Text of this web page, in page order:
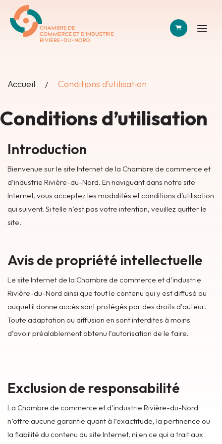
PANIER
Accueil Conditions d’utilisation
Conditions d’utilisation
Introduction
Bienvenue sur le site Internet de la Chambre de commerce et
d’industrie Rivière-du-Nord. En naviguant dans notre site
Internet, vous acceptez les modalités et conditions d’utilisation
qui suivent. Si telle n’est pas votre intention, veuillez quitter le
site.
Avis de propriété intellectuelle
Le site Internet de la Chambre de commerce et d’industrie
Rivière-du-Nord ainsi que tout le contenu qui y est diffusé ou
auquel il donne accès sont protégés par des droits d’auteur.
Toute adaptation ou diffusion en sont interdites à moins
d’avoir préalablement obtenu l’autorisation de le faire.
Exclusion de responsabilité
La Chambre de commerce et d’industrie Rivière-du-Nord
n’offre aucune garantie quant à l’exactitude, la pertinence ou
la fiabilité du contenu du site Internet, ni en ce qui a trait aux